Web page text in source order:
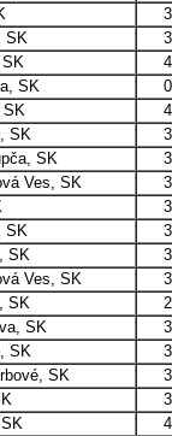
SK
SK
SK
SK
SK
Ves, SK
SK
SK
Ves, SK
SK
SK
SK
SK